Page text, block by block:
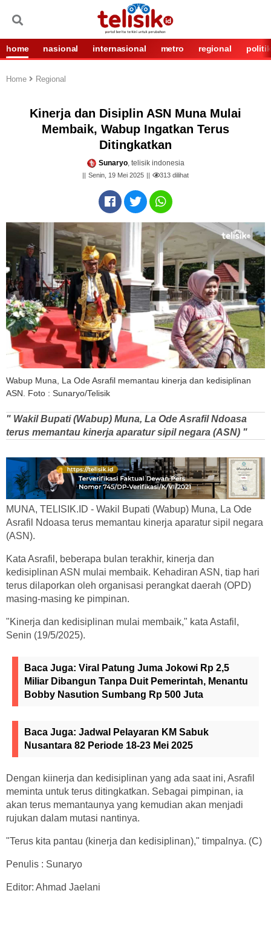
home nasional internasional metro regional politik
Home Regional
Kinerja dan Disiplin ASN Muna Mulai
Membaik, Wabup Ingatkan Terus
Ditingkatkan
Sunaryo, telisik indonesia
Senin, 19 Mei 2025 313 dilihat
Wabup Muna, La Ode Asrafil memantau kinerja dan kedisiplinan
ASN. Foto : Sunaryo/Telisik
" Wakil Bupati (Wabup) Muna, La Ode Asrafil Ndoasa
terus memantau kinerja aparatur sipil negara (ASN) "
MUNA, TELISIK.ID - Wakil Bupati (Wabup) Muna, La Ode
Asrafil Ndoasa terus memantau kinerja aparatur sipil negara
(ASN).
Kata Asrafil, beberapa bulan terakhir, kinerja dan
kedisiplinan ASN mulai membaik. Kehadiran ASN, tiap hari
terus dilaporkan oleh organisasi perangkat daerah (OPD)
masing-masing ke pimpinan.
"Kinerja dan kedisiplinan mulai membaik," kata Astafil,
Senin (19/5/2025).
Baca Juga: Viral Patung Juma Jokowi Rp 2,5
Miliar Dibangun Tanpa Duit Pemerintah, Menantu
Bobby Nasution Sumbang Rp 500 Juta
Baca Juga: Jadwal Pelayaran KM Sabuk
Nusantara 82 Periode 18-23 Mei 2025
Dengan kiinerja dan kedisiplinan yang ada saat ini, Asrafil
meminta untuk terus ditingkatkan. Sebagai pimpinan, ia
akan terus memantaunya yang kemudian akan menjadi
rujukan dalam mutasi nantinya.
"Terus kita pantau (kinerja dan kedisiplinan)," timpalnya. (C)
Penulis : Sunaryo
Editor: Ahmad Jaelani